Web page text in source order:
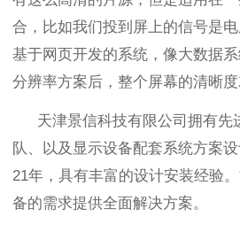
合，比如我们投到屏上的信号是
基于网页开发的系统，像大数据
分辨率方案后，整个屏幕的清晰度
天津景信科技有限公司拥有先
队、以及显示设备配套系统方案
21年，具有丰富的设计安装经验
备的需求提供全面解决方案。